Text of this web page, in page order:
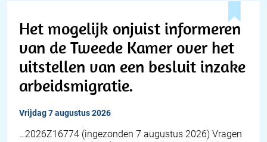
Het mogelijk onjuist informeren
van de Tweede Kamer over het
uitstellen van een besluit inzake
arbeidsmigratie.
vrijdag 7 augustus 2026
… 2026Z16774 (ingezonden 7 augustus 2026) Vragen